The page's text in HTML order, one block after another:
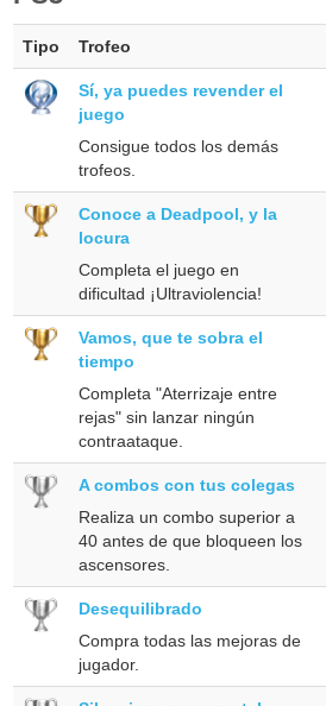
Tipo Trofeo
Sí, ya puedes revender el
juego
Consigue todos los demás
trofeos.
Conoce a Deadpool, y la
locura
Completa el juego en
dificultad ¡Ultraviolencia!
Vamos, que te sobra el
tiempo
Completa "Aterrizaje entre
rejas" sin lanzar ningún
contraataque.
A combos con tus colegas
Realiza un combo superior a
40 antes de que bloqueen los
ascensores.
Desequilibrado
Compra todas las mejoras de
jugador.